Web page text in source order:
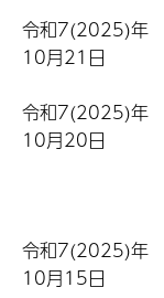
令和7(2025)年
10月21日
令和7(2025)年
10月20日
令和7(2025)年
10月15日